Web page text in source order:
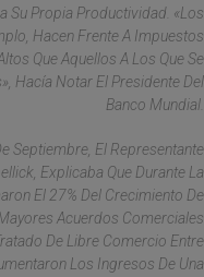
Su Propia Productividad. «Los
Hacen Frente A Impuestos
Que Aquellos A Los Que Se
Hacía Notar El Presidente Del
Banco Mundial.
Septiembre, El Representante
Explicaba Que Durante La
El 27% Del Crecimiento De
Acuerdos Comerciales
De Libre Comercio Entre
Los Ingresos De Una